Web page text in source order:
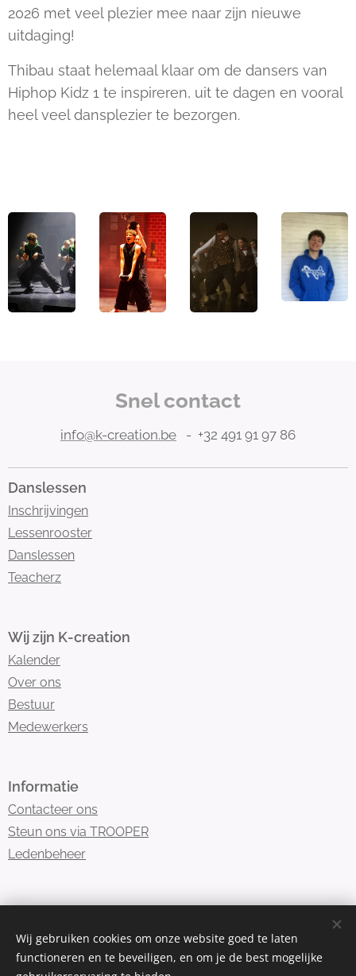
2026 met veel plezier mee naar zijn nieuwe
uitdaging!
Thibau staat helemaal klaar om de dansers van
Hiphop Kidz 1 te inspireren, uit te dagen en vooral
heel veel dansplezier te bezorgen.
Snel contact
info@k-creation.be - +32 491 91 97 86
Danslessen
Inschrijvingen
Lessenrooster
Danslessen
Teacherz
Wij zijn K-creation
Kalender
Over ons
Bestuur
Medewerkers
Informatie
Contacteer ons
Steun ons via TROOPER
Ledenbeheer
Danssport Vlaanderen
Wij gebruiken cookies om onze website goed te laten
functioneren en te beveiligen, en om je de best mogelijke